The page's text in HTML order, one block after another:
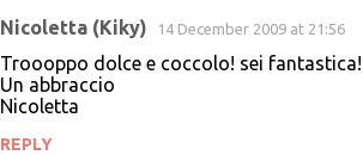
Nicoletta (Kiky) 14 December 2009 at 21:56
Troooppo dolce e coccolo! sei fantastica!
Un abbraccio
Nicoletta
REPLY